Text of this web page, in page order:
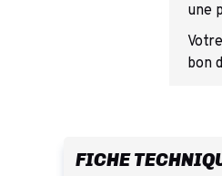
une
bon
FICHE